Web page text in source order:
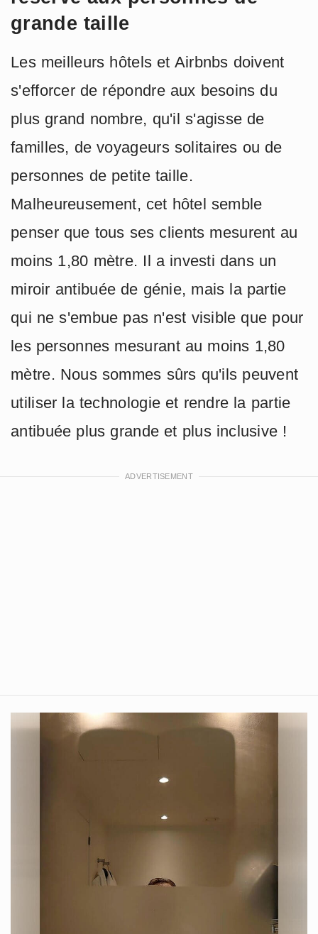
grande taille
Les meilleurs hôtels et Airbnbs doivent
s'efforcer de répondre aux besoins du
plus grand nombre, qu'il s'agisse de
familles, de voyageurs solitaires ou de
personnes de petite taille.
Malheureusement, cet hôtel semble
penser que tous ses clients mesurent au
moins 1,80 mètre. Il a investi dans un
miroir antibuée de génie, mais la partie
qui ne s'embue pas n'est visible que pour
les personnes mesurant au moins 1,80
mètre. Nous sommes sûrs qu'ils peuvent
utiliser la technologie et rendre la partie
antibuée plus grande et plus inclusive !